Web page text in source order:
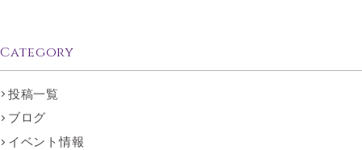
Category
投稿一覧
ブログ
イベント情報